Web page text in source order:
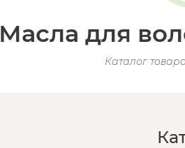
Масла для
Каталог